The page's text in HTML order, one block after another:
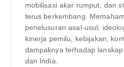
mobilisasi akar rumput, dan
terus berkembang.
penelusuran asal-usul,
kinerja pemilu, kebijakan,
dampaknya terhadap
dan India.